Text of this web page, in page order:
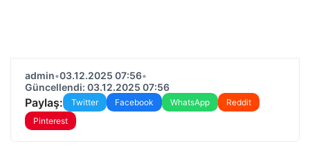
admin•03.12.2025 07:56•
Güncellendi: 03.12.2025 07:56
Paylaş: Twitter Facebook WhatsApp
Reddit
Pinterest